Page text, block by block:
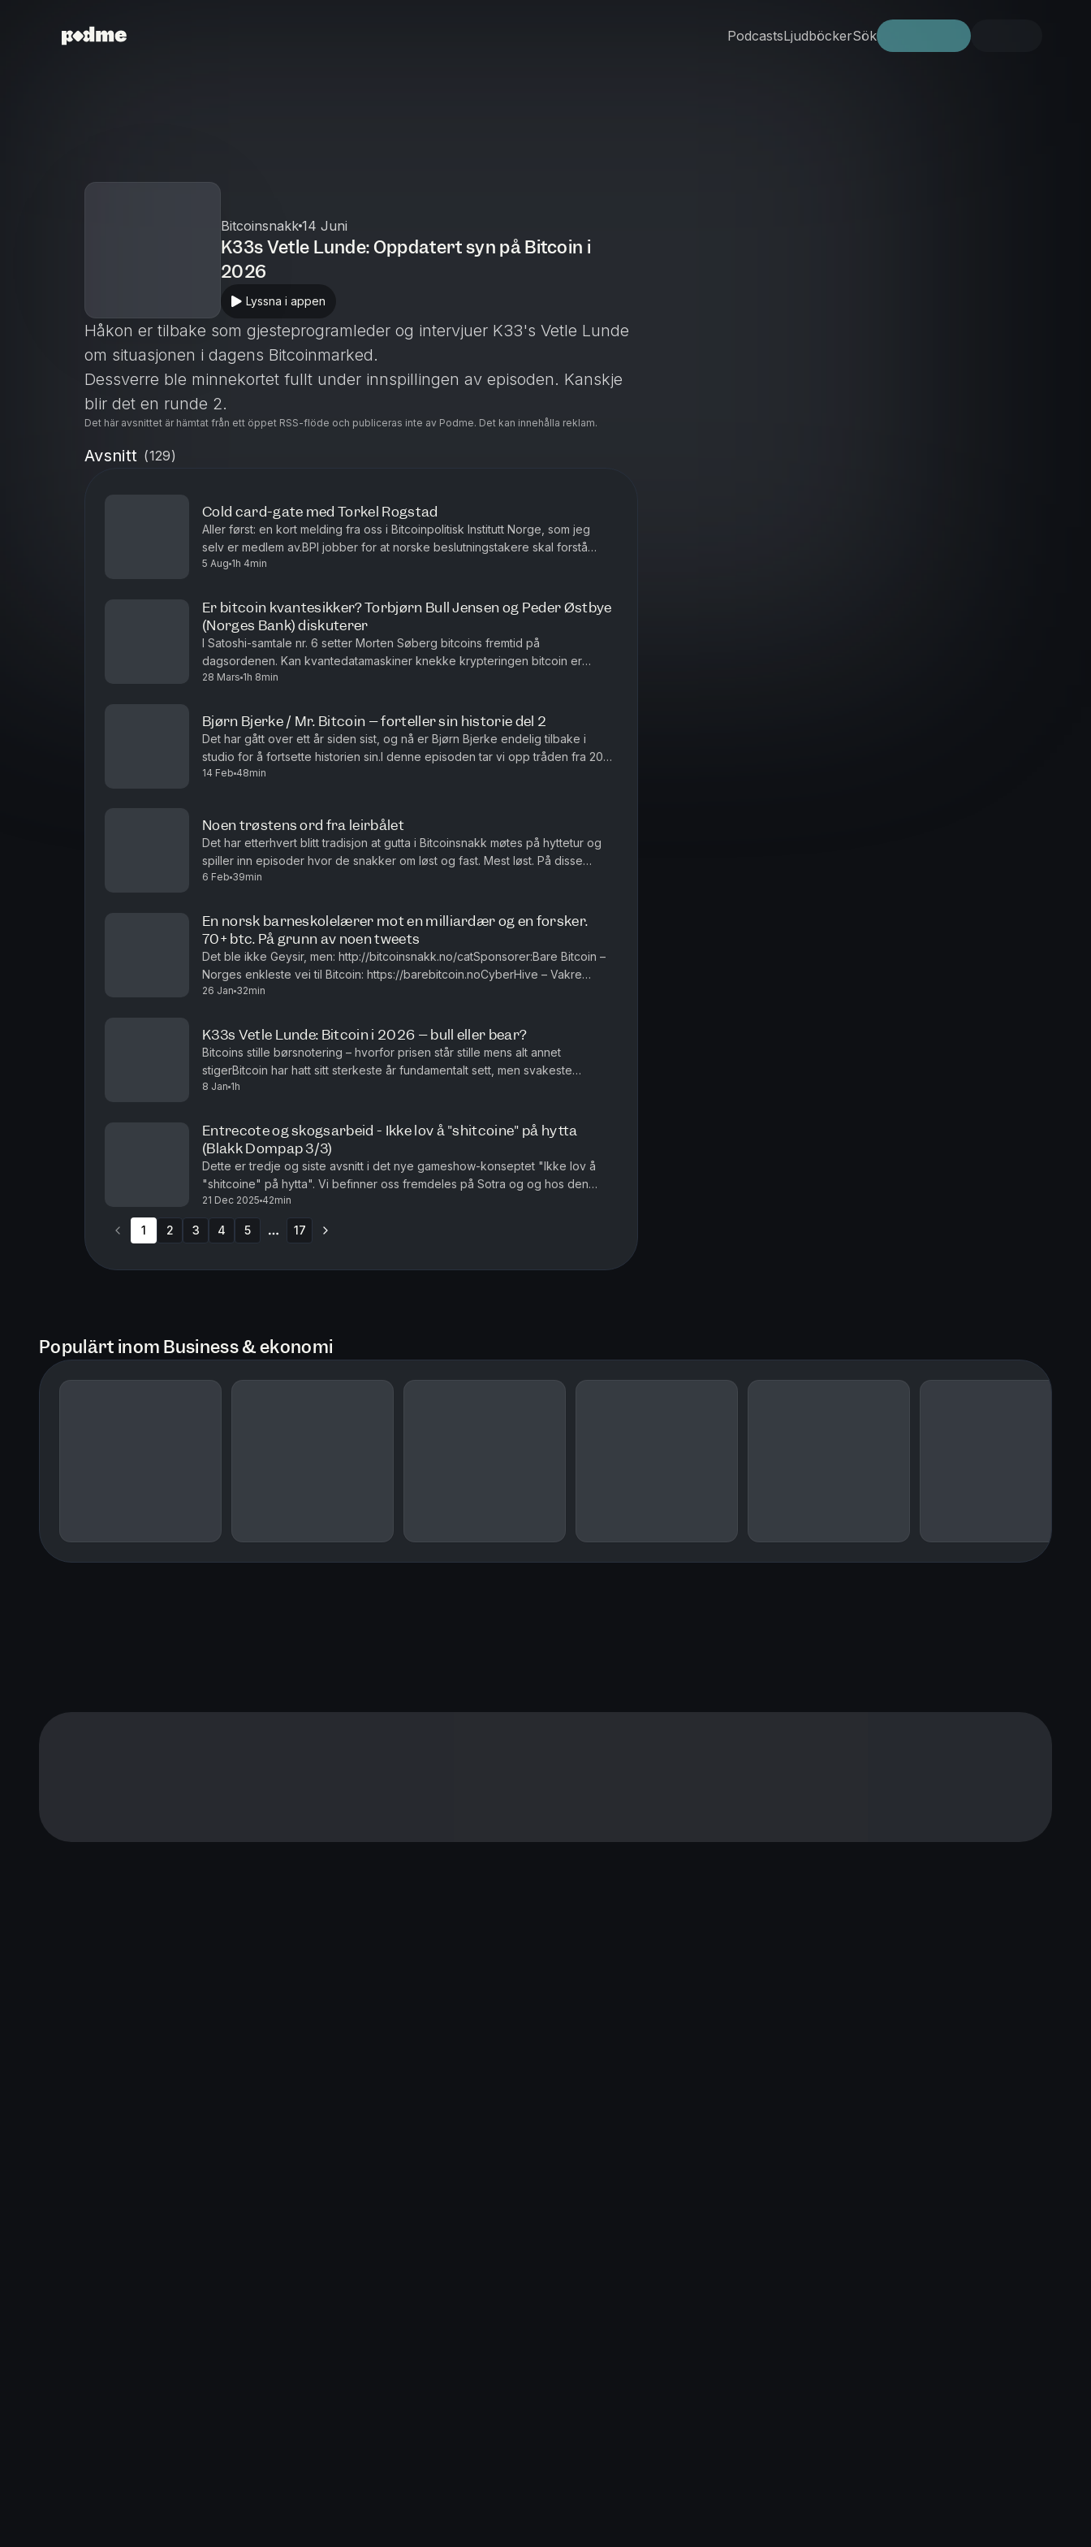
PodcastsLjudböckerSök
Bitcoinsnakk 14 Juni
K33s Vetle Lunde: Oppdatert syn på Bitcoin i
2026
Lyssna i appen
Håkon er tilbake som gjesteprogramleder og intervjuer K33's Vetle Lunde
om situasjonen i dagens Bitcoinmarked.
Dessverre ble minnekortet fullt under innspillingen av episoden. Kanskje
blir det en runde 2.
Det här avsnittet är hämtat från ett öppet RSS-flöde och publiceras inte av Podme. Det kan innehålla reklam.
Avsnitt (129)
Cold card-gate med Torkel Rogstad
Aller først: en kort melding fra oss i Bitcoinpolitisk Institutt Norge, som jeg
selv er medlem av.BPI jobber for at norske beslutningstakere skal forstå
Bitcoin — som teknologi, energiressurs og samfu...
5 Aug 1h 4min
Er bitcoin kvantesikker? Torbjørn Bull Jensen og Peder Østbye
(Norges Bank) diskuterer
I Satoshi-samtale nr. 6 setter Morten Søberg bitcoins fremtid på
dagsordenen. Kan kvantedatamaskiner knekke krypteringen bitcoin er
bygget på? Hva skjer med sikkerheten til nettverket når belønningen ...
28 Mars 1h 8min
Bjørn Bjerke / Mr. Bitcoin – forteller sin historie del 2
Det har gått over ett år siden sist, og nå er Bjørn Bjerke endelig tilbake i
studio for å fortsette historien sin.I denne episoden tar vi opp tråden fra 2017
da Bjørn ble headhuntet til Ernst & Young ...
14 Feb 48min
Noen trøstens ord fra leirbålet
Det har etterhvert blitt tradisjon at gutta i Bitcoinsnakk møtes på hyttetur og
spiller inn episoder hvor de snakker om løst og fast. Mest løst. På disse
turene har det også sneket seg inn en "utenfor...
6 Feb 39min
En norsk barneskolelærer mot en milliardær og en forsker.
70+ btc. På grunn av noen tweets
Det ble ikke Geysir, men: http://bitcoinsnakk.no/catSponsorer:Bare Bitcoin –
Norges enkleste vei til Bitcoin: ⁠https://barebitcoin.no⁠CyberHive – Vakre
minere ⁠https://cyberhive.no⁠
26 Jan 32min
K33s Vetle Lunde: Bitcoin i 2026 – bull eller bear?
Bitcoins stille børsnotering – hvorfor prisen står stille mens alt annet
stigerBitcoin har hatt sitt sterkeste år fundamentalt sett, men svakeste
prisutvikling relativt til andre aktivaklasser. Hva sk...
8 Jan 1h
Entrecote og skogsarbeid - Ikke lov å "shitcoine" på hytta
(Blakk Dompap 3/3)
Dette er tredje og siste avsnitt i det nye gameshow-konseptet "Ikke lov å
"shitcoine" på hytta". Vi befinner oss fremdeles på Sotra og og hos den
pengelense spurvemannen: Blakk Dompap.I episoden er de...
21 Dec 2025 42min
1 2 3 4 5 17
Populärt inom Business & ekonomi